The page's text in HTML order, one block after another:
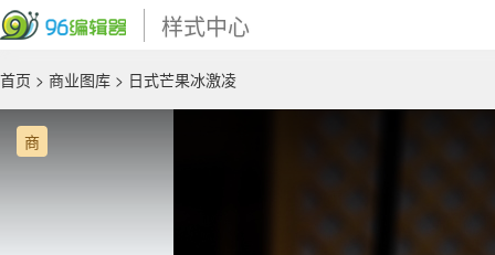
样式中心
首页 > 商业图库 > 日式芒果冰激凌
商